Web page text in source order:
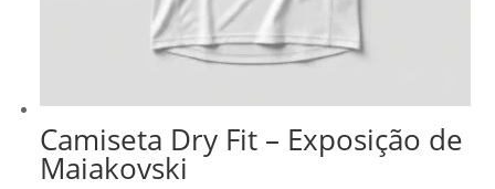
Camiseta Dry Fit – Exposição de
Maiakovski